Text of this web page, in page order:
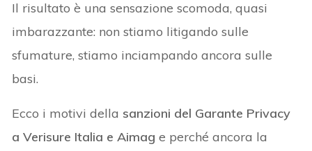
Il risultato è una sensazione scomoda, quasi
imbarazzante: non stiamo litigando sulle
sfumature, stiamo inciampando ancora sulle
basi.
Ecco i motivi della sanzioni del Garante Privacy
a Verisure Italia e Aimag e perché ancora la